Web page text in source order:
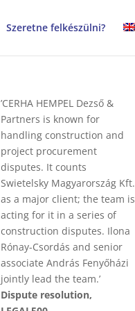
Szeretne felkészülni?
’CERHA HEMPEL Dezső &
Partners is known for
handling construction and
project procurement
disputes. It counts
Swietelsky Magyarország Kft.
as a major client; the team is
acting for it in a series of
construction disputes. Ilona
Rónay-Csordás and senior
associate András Fenyőházi
jointly lead the team.’
Dispute resolution,